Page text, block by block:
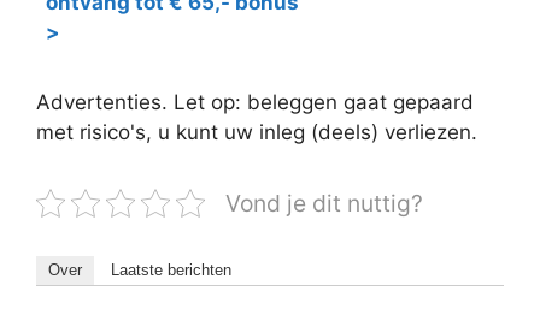
>
Advertenties. Let op: beleggen gaat gepaard
met risico's, u kunt uw inleg (deels) verliezen.
Vond je dit nuttig?
Over Laatste berichten